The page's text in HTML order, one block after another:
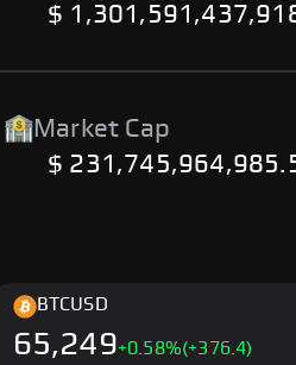
$
Market Cap
$
BTCUSD
65,249+0.58%(+376.4)